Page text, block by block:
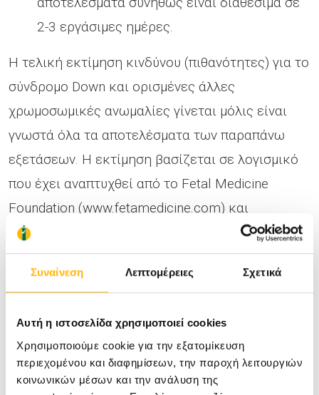
Συναίνεση Λεπτομέρειες Σχετικά
Αυτή η ιστοσελίδα χρησιμοποιεί cookies
Χρησιμοποιούμε cookie για την εξατομίκευση
περιεχομένου και διαφημίσεων, την παροχή λειτουργιών
κοινωνικών μέσων και την ανάλυση της
2-3 εργάσιμες ημέρες.
Η τελική εκτίμηση κινδύνου (πιθανότητες) για το
σύνδρομο Down και ορισμένες άλλες
χρωμοσωμικές ανωμαλίες γίνεται μόλις είναι
γνωστά όλα τα αποτελέσματα των παραπάνω
εξετάσεων. Η εκτίμηση βασίζεται σε λογισμικό
που έχει αναπτυχθεί από το Fetal Medicine
Foundation (www.fetamedicine.com) και
βασίζεται σε ευρήματα εκτεταμένων και
συντονισμένων ερευνών.
ανίχνευση του συνδρόμου Down
Αν χρησιμοποιήσουμε μόνο την μέτρηση της
αυχενικής διαφάνειας και την ηλικία της